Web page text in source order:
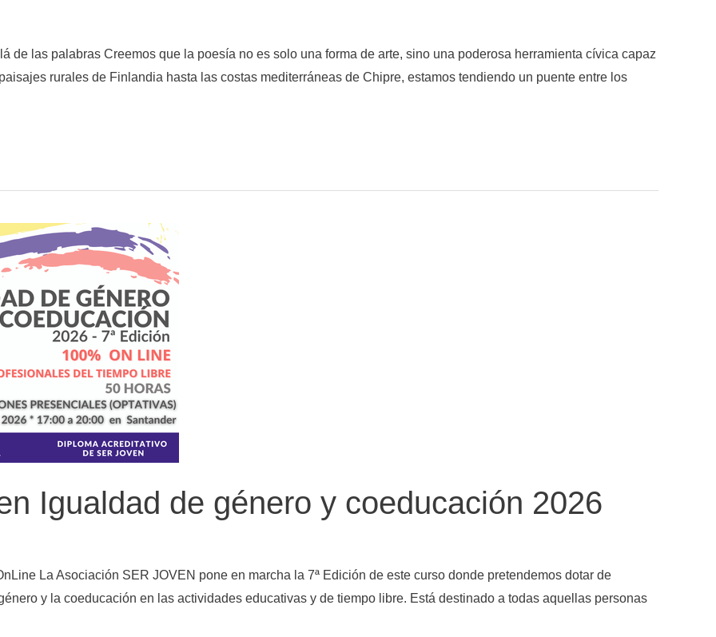
de las palabras Creemos que la poesía no es solo una forma de arte, sino una poderosa herramienta cívica capaz
rurales de Finlandia hasta las costas mediterráneas de Chipre, estamos tendiendo un puente entre los
Igualdad de género y coeducación 2026
La Asociación SER JOVEN pone en marcha la 7ª Edición de este curso donde pretendemos dotar de
y la coeducación en las actividades educativas y de tiempo libre. Está destinado a todas aquellas personas